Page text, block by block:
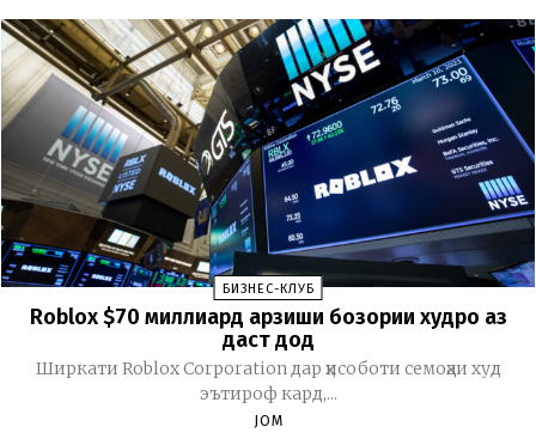
БИЗНЕС-КЛУБ
Roblox $70 миллиард арзиши бозории худро аз
даст дод
Ширкати Roblox Corporation дар ҳисоботи семоҳаи худ
эътироф кард,...
JOM